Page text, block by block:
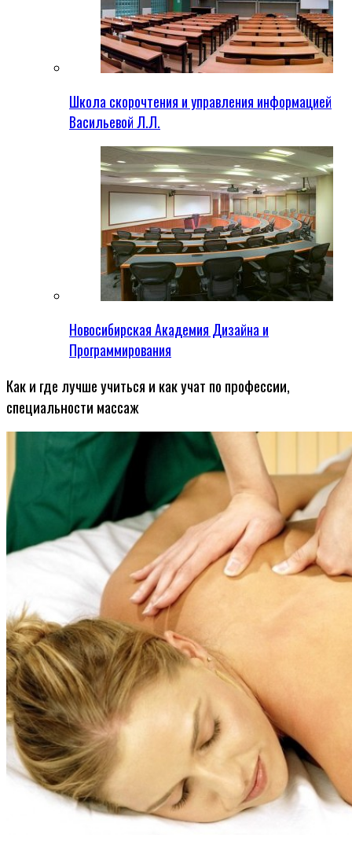
Школа скорочтения и управления информацией
Васильевой Л.Л.
Новосибирская Академия Дизайна и
Программирования
Как и где лучше учиться и как учат по профессии,
специальности массаж